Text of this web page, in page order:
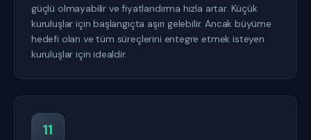
güçlü olmayabilir ve fiyatlandırma hızla artar. Küçük
kuruluşlar için başlangıçta aşırı gelebilir. Ancak büyüme
hedefi olan ve tüm süreçlerini entegre etmek isteyen
kuruluşlar için idealdir.
11